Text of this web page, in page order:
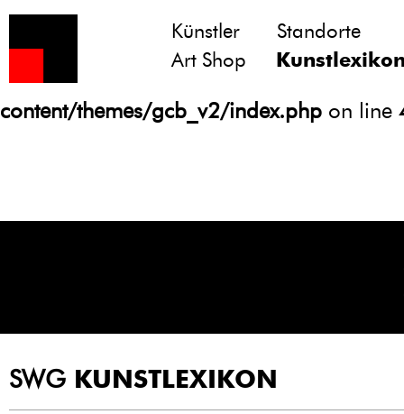
Notice
: Undefined variable: atts in
/homepages/21/d13550920/htdocs/
content/themes/gcb_v2/index.php on line
Künstler
Standorte
Art Shop
SWG KUNSTLEXIKON